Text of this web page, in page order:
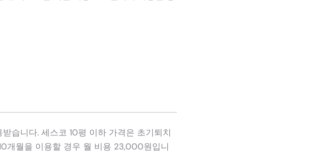
습니다. 세스코 10평 이하 가격은 초기퇴치
개월을 이용할 경우 월 비용 23,000원입니